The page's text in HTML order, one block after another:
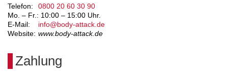
Telefon:
0800 20 60 30 90
Mo. – Fr.: 10:00 – 15:00 Uhr.
E-Mail:
info@body-attack.de
Website: www.body-attack.de
Zahlung